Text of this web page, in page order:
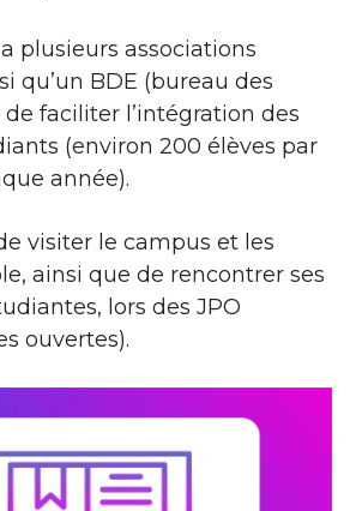
a plusieurs associations
qu’un BDE (bureau des
faciliter l’intégration des
(environ 200 élèves par
année).
visiter le campus et les
ainsi que de rencontrer ses
lors des JPO
ouvertes).